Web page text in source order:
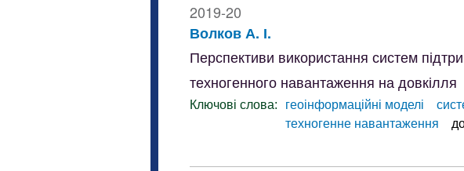
2019-20
Волков А. І.
Перспективи використання систем
техногенного навантаження на довкілля
Ключові слова: геоінформаційні моделі
техногенне навантаження